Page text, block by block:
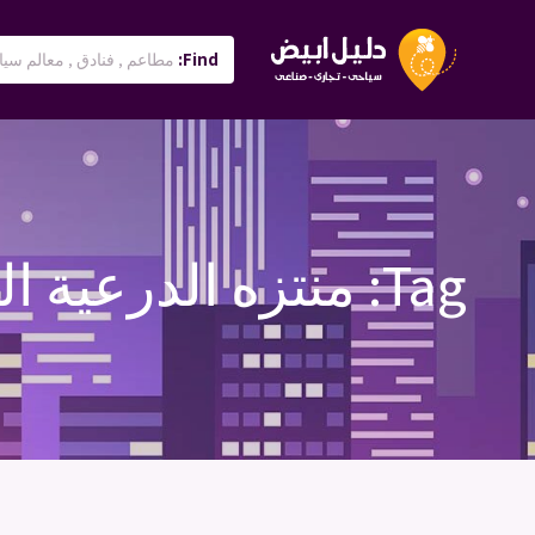
Find:
Tag: منتزه الدرعية